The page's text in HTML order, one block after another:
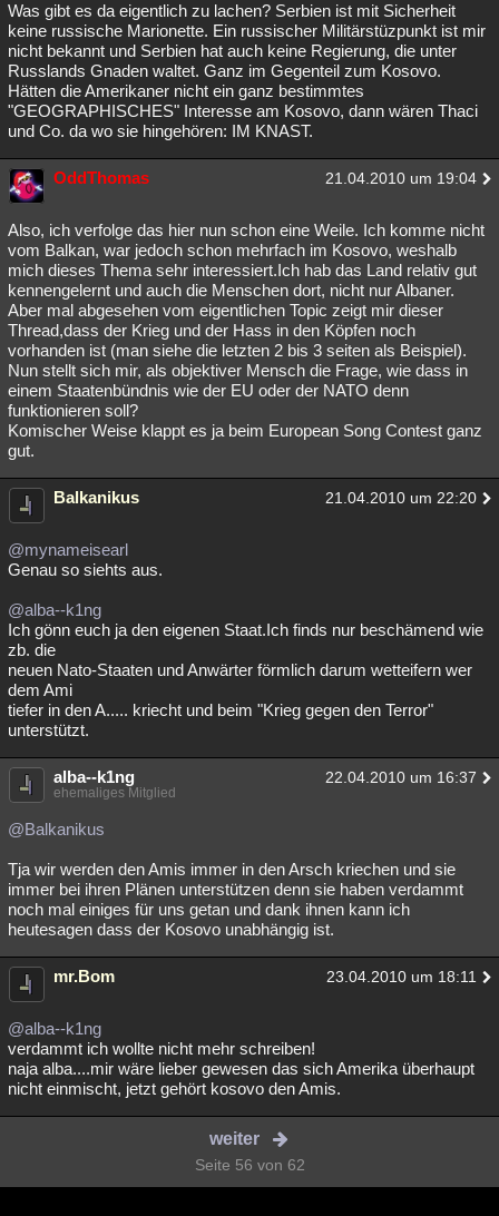
Was gibt es da eigentlich zu lachen? Serbien ist mit Sicherheit
keine russische Marionette. Ein russischer Militärstüzpunkt ist mir
nicht bekannt und Serbien hat auch keine Regierung, die unter
Russlands Gnaden waltet. Ganz im Gegenteil zum Kosovo.
Hätten die Amerikaner nicht ein ganz bestimmtes
"GEOGRAPHISCHES" Interesse am Kosovo, dann wären Thaci
und Co. da wo sie hingehören: IM KNAST.
OddThomas 21.04.2010 um 19:04
Also, ich verfolge das hier nun schon eine Weile. Ich komme nicht
vom Balkan, war jedoch schon mehrfach im Kosovo, weshalb
mich dieses Thema sehr interessiert.Ich hab das Land relativ gut
kennengelernt und auch die Menschen dort, nicht nur Albaner.
Aber mal abgesehen vom eigentlichen Topic zeigt mir dieser
Thread,dass der Krieg und der Hass in den Köpfen noch
vorhanden ist (man siehe die letzten 2 bis 3 seiten als Beispiel).
Nun stellt sich mir, als objektiver Mensch die Frage, wie dass in
einem Staatenbündnis wie der EU oder der NATO denn
funktionieren soll?
Komischer Weise klappt es ja beim European Song Contest ganz
gut.
Balkanikus 21.04.2010 um 22:20
@mynameisearl
Genau so siehts aus.
@alba--k1ng
Ich gönn euch ja den eigenen Staat.Ich finds nur beschämend wie
zb. die
neuen Nato-Staaten und Anwärter förmlich darum wetteifern wer
dem Ami
tiefer in den A..... kriecht und beim "Krieg gegen den Terror"
unterstützt.
alba--k1ng 22.04.2010 um 16:37
ehemaliges Mitglied
@Balkanikus
Tja wir werden den Amis immer in den Arsch kriechen und sie
immer bei ihren Plänen unterstützen denn sie haben verdammt
noch mal einiges für uns getan und dank ihnen kann ich
heutesagen dass der Kosovo unabhängig ist.
mr.Bom 23.04.2010 um 18:11
@alba--k1ng
verdammt ich wollte nicht mehr schreiben!
naja alba....mir wäre lieber gewesen das sich Amerika überhaupt
nicht einmischt, jetzt gehört kosovo den Amis.
weiter
Seite 56 von 62